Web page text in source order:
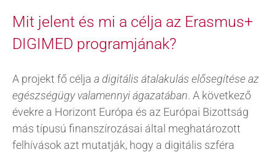
Mit jelent és mi a célja az Erasmus+
DIGIMED programjának?
A projekt fő célja a digitális átalakulás elősegítése az
egészségügy valamennyi ágazatában. A következő
évekre a Horizont Európa és az Európai Bizottság
más típusú finanszírozásai által meghatározott
felhívások azt mutatják, hogy a digitális szféra